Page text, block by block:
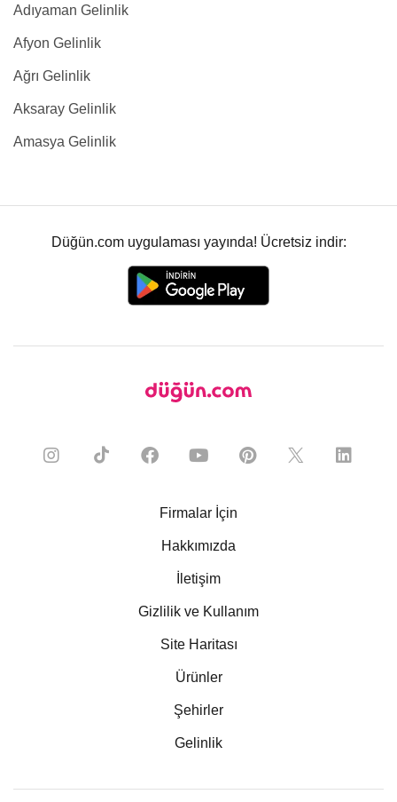
Adıyaman Gelinlik
Afyon Gelinlik
Ağrı Gelinlik
Aksaray Gelinlik
Amasya Gelinlik
Düğün.com uygulaması yayında! Ücretsiz indir:
Firmalar İçin
Hakkımızda
İletişim
Gizlilik ve Kullanım
Site Haritası
Ürünler
Şehirler
Gelinlik